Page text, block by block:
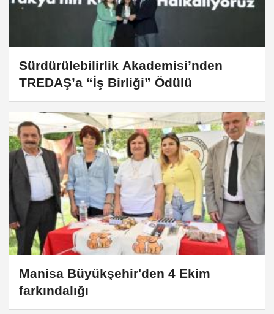
Sürdürülebilirlik Akademisi’nden
TREDAŞ’a “İş Birliği” Ödülü
Manisa Büyükşehir'den 4 Ekim
farkındalığı